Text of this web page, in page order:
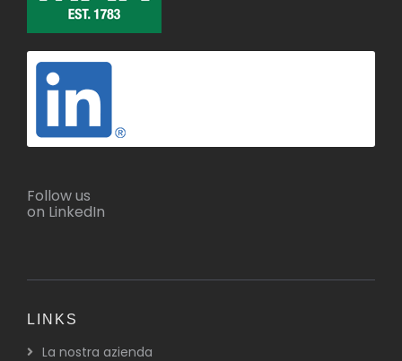
Follow us
on LinkedIn
LINKS
La nostra azienda